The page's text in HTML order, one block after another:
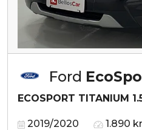
Ford
ECOSPORT TITANIUM
2019/2020 1.890